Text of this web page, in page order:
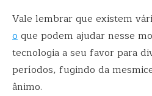
Vale lembrar que existem
oque podem ajudar nesse
tecnologia a seu favor para
períodos, fugindo da
ânimo.